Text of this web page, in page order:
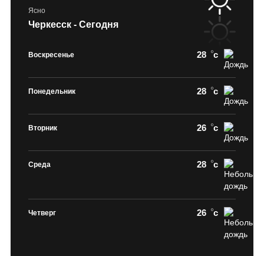
Ясно
Черкесск - Сегодня
Воскресенье 28 c
Понедельник 28 c
Вторник 26 c
Среда 28 c
Четверг 26 c